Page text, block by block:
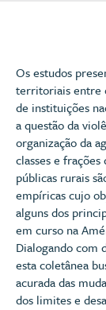
Os estudos
territoriais entre
de instituições
a questão da
organização da
classes e
públicas rurais
empíricas cujo
alguns dos
em curso na
Dialogando com
esta coletânea
acurada das
dos limites e